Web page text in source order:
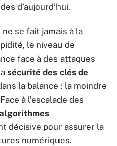
d’aujourd’hui.
se fait jamais à la
le niveau de
face à des attaques
sécurité des clés de
la balance : la moindre
à l’escalade des
décisive pour assurer la
numériques.